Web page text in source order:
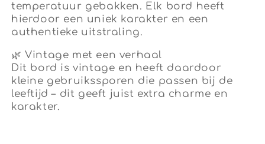
temperatuur gebakken. Elk bord heeft
hierdoor een uniek karakter en een
authentieke uitstraling.
🌿Vintage met een verhaal
Dit bord is vintage en heeft daardoor
kleine gebruikssporen die passen bij de
leeftijd – dit geeft juist extra charme en
karakter.